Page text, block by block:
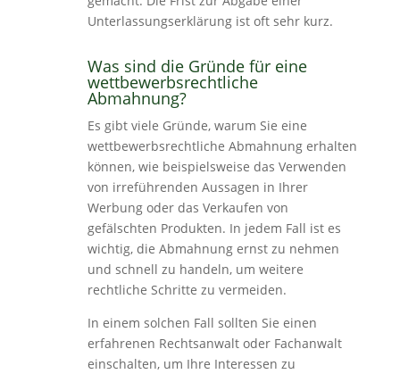
Unterlassungserklärung ist oft sehr kurz.
Was sind die Gründe für eine
wettbewerbsrechtliche
Abmahnung?
Es gibt viele Gründe, warum Sie eine
wettbewerbsrechtliche Abmahnung erhalten
können, wie beispielsweise das Verwenden
von irreführenden Aussagen in Ihrer
Werbung oder das Verkaufen von
gefälschten Produkten. In jedem Fall ist es
wichtig, die Abmahnung ernst zu nehmen
und schnell zu handeln, um weitere
rechtliche Schritte zu vermeiden.
In einem solchen Fall sollten Sie einen
erfahrenen Rechtsanwalt oder Fachanwalt
einschalten, um Ihre Interessen zu